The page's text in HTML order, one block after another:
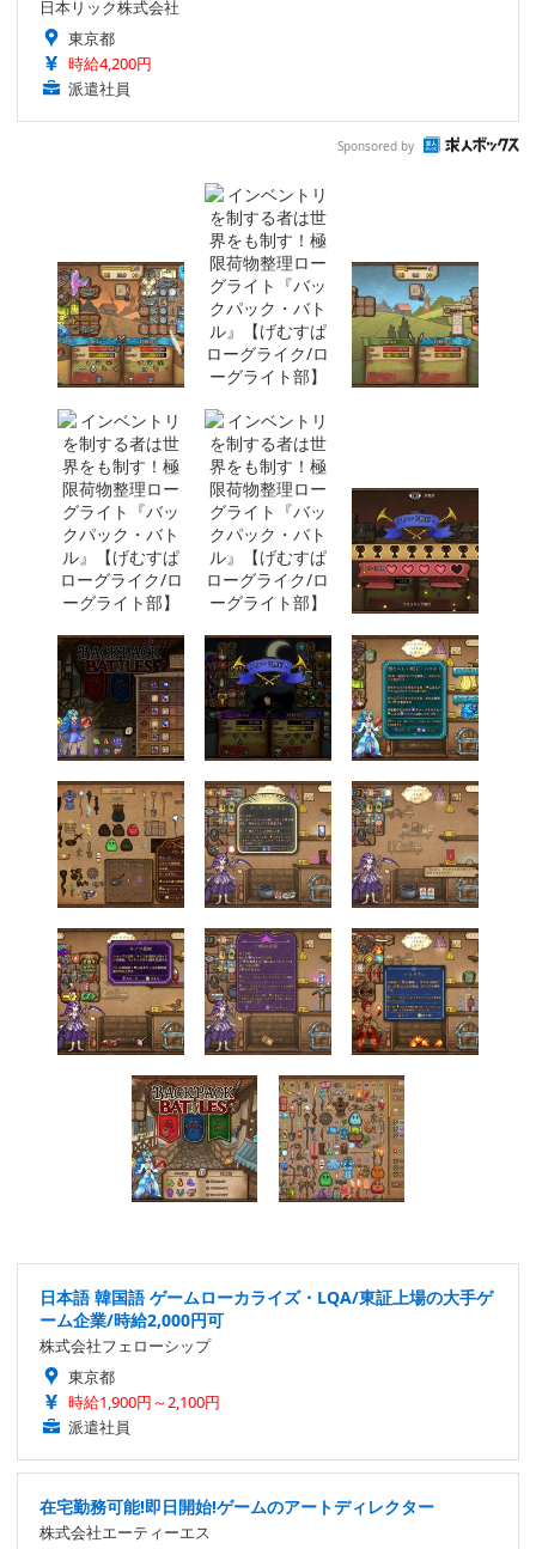
日本リック株式会社
東京都
時給4,200円
派遣社員
Sponsored by
日本語 韓国語 ゲームローカライズ・LQA/東証上場の大手ゲ
ーム企業/時給2,000円可
株式会社フェローシップ
東京都
時給1,900円～2,100円
派遣社員
在宅勤務可能!即日開始!ゲームのアートディレクター
株式会社エーティーエス